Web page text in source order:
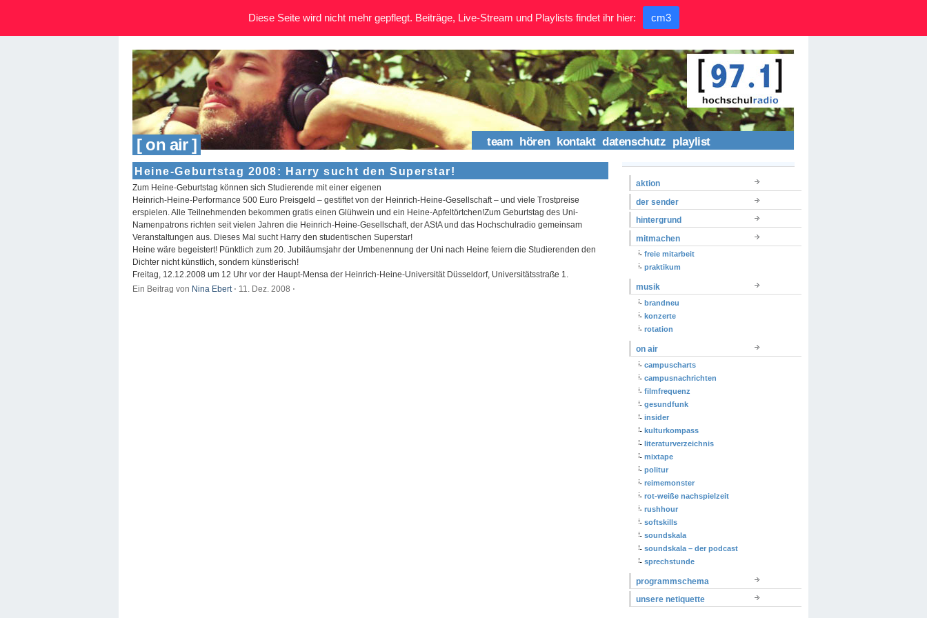
[ on air ] team hören kontakt datenschutz playlist
Heine-Geburtstag 2008: Harry sucht den Superstar!
Zum Heine-Geburtstag können sich Studierende mit einer eigenen
Heinrich-Heine-Performance 500 Euro Preisgeld – gestiftet von der Heinrich-Heine-Gesellschaft – und viele Trostpreise
erspielen. Alle Teilnehmenden bekommen gratis einen Glühwein und ein Heine-Apfeltörtchen!Zum Geburtstag des Uni-
Namenpatrons richten seit vielen Jahren die Heinrich-Heine-Gesellschaft, der AStA und das Hochschulradio gemeinsam
Veranstaltungen aus. Dieses Mal sucht Harry den studentischen Superstar!
Heine wäre begeistert! Pünktlich zum 20. Jubiläumsjahr der Umbenennung der Uni nach Heine feiern die Studierenden den
Dichter nicht künstlich, sondern künstlerisch!
Freitag, 12.12.2008 um 12 Uhr vor der Haupt-Mensa der Heinrich-Heine-Universität Düsseldorf, Universitätsstraße 1.
Ein Beitrag von Nina Ebert ⋅ 11. Dez. 2008 ⋅
aktion
der sender
hintergrund
mitmachen
freie mitarbeit
praktikum
musik
brandneu
konzerte
rotation
on air
campuscharts
campusnachrichten
filmfrequenz
gesundfunk
insider
kulturkompass
literaturverzeichnis
mixtape
politur
reimemonster
rot-weiße nachspielzeit
rushhour
softskills
soundskala
soundskala – der podcast
sprechstunde
programmschema
unsere netiquette
Diese Seite wird nicht mehr gepflegt. Beiträge, Live-Stream und Playlists findet ihr hier: cm3